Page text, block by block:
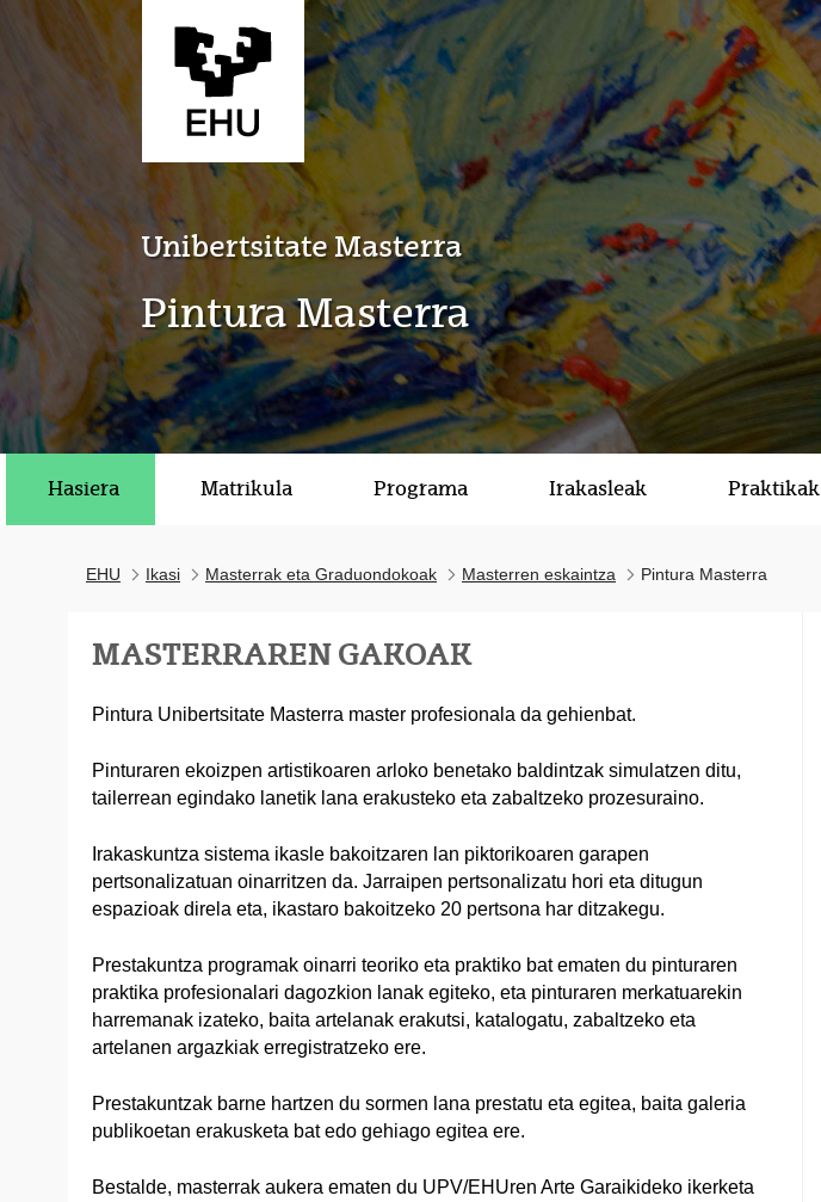
Eduki nagusira joan
Unibertsitate Masterra
Pintura Masterra
Hasiera Matrikula Programa Irakasleak Praktikak
EHU Ikasi Masterrak eta Graduondokoak Masterren eskaintza Pintura Masterra
MASTERRAREN GAKOAK
Pintura Unibertsitate Masterra master profesionala da gehienbat.
Pinturaren ekoizpen artistikoaren arloko benetako baldintzak simulatzen ditu,
tailerrean egindako lanetik lana erakusteko eta zabaltzeko prozesuraino.
Irakaskuntza sistema ikasle bakoitzaren lan piktorikoaren garapen
pertsonalizatuan oinarritzen da. Jarraipen pertsonalizatu hori eta ditugun
espazioak direla eta, ikastaro bakoitzeko 20 pertsona har ditzakegu.
Prestakuntza programak oinarri teoriko eta praktiko bat ematen du pinturaren
praktika profesionalari dagozkion lanak egiteko, eta pinturaren merkatuarekin
harremanak izateko, baita artelanak erakutsi, katalogatu, zabaltzeko eta
artelanen argazkiak erregistratzeko ere.
Prestakuntzak barne hartzen du sormen lana prestatu eta egitea, baita galeria
publikoetan erakusketa bat edo gehiago egitea ere.
Bestalde, masterrak aukera ematen du UPV/EHUren Arte Garaikideko ikerketa